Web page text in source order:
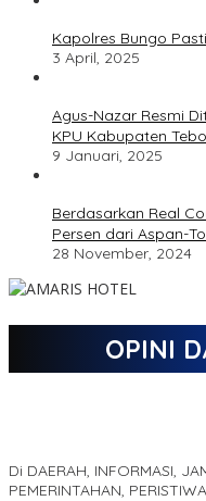
Kapolres Bungo
3 April, 2025
Agus-Nazar Resmi
KPU Kabupaten Tebo
9 Januari, 2025
Berdasarkan Real
Persen dari Aspan-
28 November, 2024
OPINI
Di DAERAH, INFORMASI,
PEMERINTAHAN, PERISTIWA